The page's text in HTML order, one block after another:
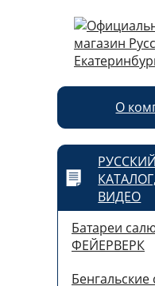
О
ВИДЕО
Батареи
ФЕЙЕРВЕРК
Бенгальские